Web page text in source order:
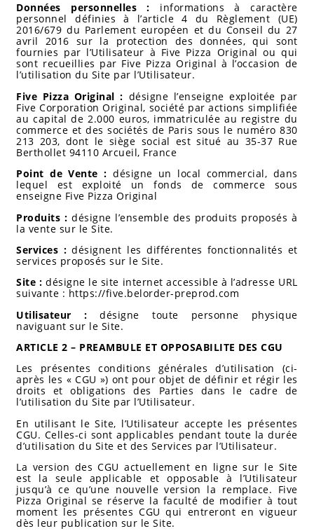
Données personnelles : informations à caractère
personnel définies à l’article 4 du Règlement (UE)
2016/679 du Parlement européen et du Conseil du 27
avril 2016 sur la protection des données, qui sont
fournies par l’Utilisateur à Five Pizza Original ou qui
sont recueillies par Five Pizza Original à l’occasion de
l’utilisation du Site par l’Utilisateur.
Five Pizza Original : désigne l’enseigne exploitée par
Five Corporation Original, société par actions simplifiée
au capital de 2.000 euros, immatriculée au registre du
commerce et des sociétés de Paris sous le numéro 830
213 203, dont le siège social est situé au 35-37 Rue
Berthollet 94110 Arcueil, France
Point de Vente : désigne un local commercial, dans
lequel est exploité un fonds de commerce sous
enseigne Five Pizza Original
Produits : désigne l’ensemble des produits proposés à
la vente sur le Site.
Services : désignent les différentes fonctionnalités et
services proposés sur le Site.
Site : désigne le site internet accessible à l’adresse URL
suivante : https://five.belorder-preprod.com
Utilisateur : désigne toute personne physique
naviguant sur le Site.
ARTICLE 2 – PREAMBULE ET OPPOSABILITE DES CGU
Les présentes conditions générales d’utilisation (ci-
après les « CGU ») ont pour objet de définir et régir les
droits et obligations des Parties dans le cadre de
l’utilisation du Site par l’Utilisateur.
En utilisant le Site, l’Utilisateur accepte les présentes
CGU. Celles-ci sont applicables pendant toute la durée
d’utilisation du Site et des Services par l’Utilisateur.
La version des CGU actuellement en ligne sur le Site
est la seule applicable et opposable à l’Utilisateur
jusqu’à ce qu’une nouvelle version la remplace. Five
Pizza Original se réserve la faculté de modifier à tout
moment les présentes CGU qui entreront en vigueur
dès leur publication sur le Site.